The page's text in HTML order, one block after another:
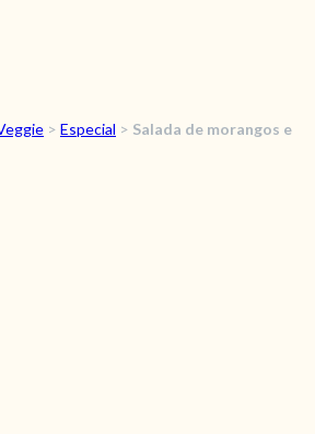
RECEITAS
> Especial > Salada de morangos e